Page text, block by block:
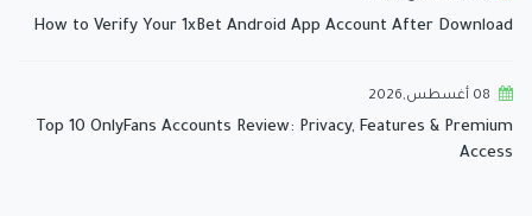
How to Verify Your 1xBet Android App Account After Download
08 أغسطس,2026
Top 10 OnlyFans Accounts Review: Privacy, Features & Premium
Access